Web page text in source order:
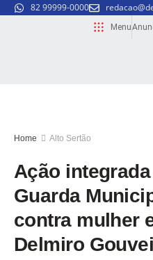
82 99999-0000
Menu
Home Alto Sertão
Ação
Guarda
contra mulher
Delmiro